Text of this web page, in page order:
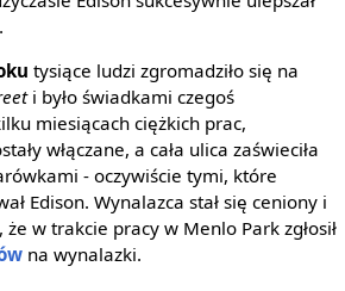
tysiące ludzi zgromadziło się na
i było świadkami czegoś
miesiącach ciężkich prac,
włączane, a cała ulica zaświeciła
- oczywiście tymi, które
Edison. Wynalazca stał się ceniony i
w trakcie pracy w Menlo Park zgłosił
na wynalazki.